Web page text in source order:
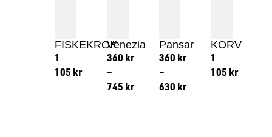
FISKEKROK
1
105 kr
Venezia
360 kr
–
745 kr
Pansar
360 kr
–
630 kr
KORV
1
105 kr